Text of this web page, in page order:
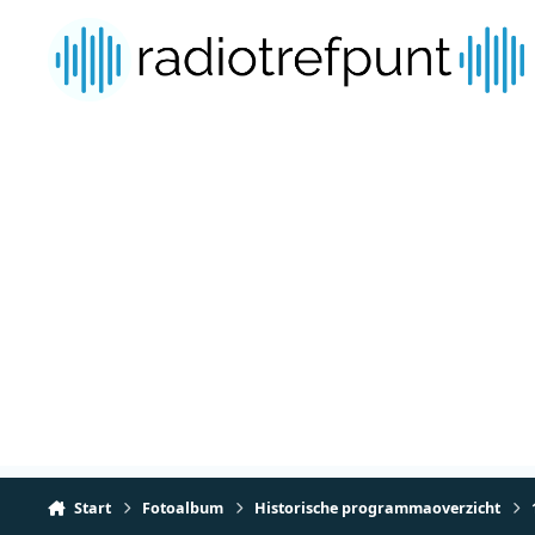
Start Fotoalbum Historische programmaoverzicht